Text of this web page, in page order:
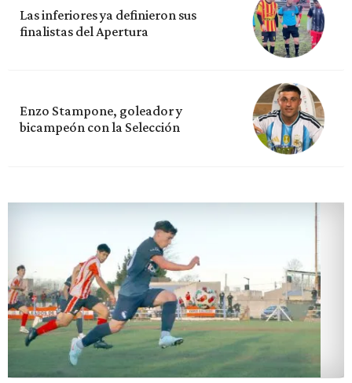
Las inferiores ya definieron sus
finalistas del Apertura
Enzo Stampone, goleador y
bicampeón con la Selección